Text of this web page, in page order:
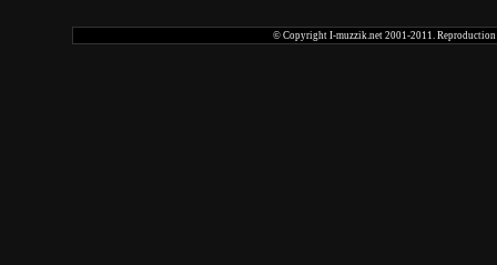
© Copyright I-muzzik.net 2001-2011. Reproduction